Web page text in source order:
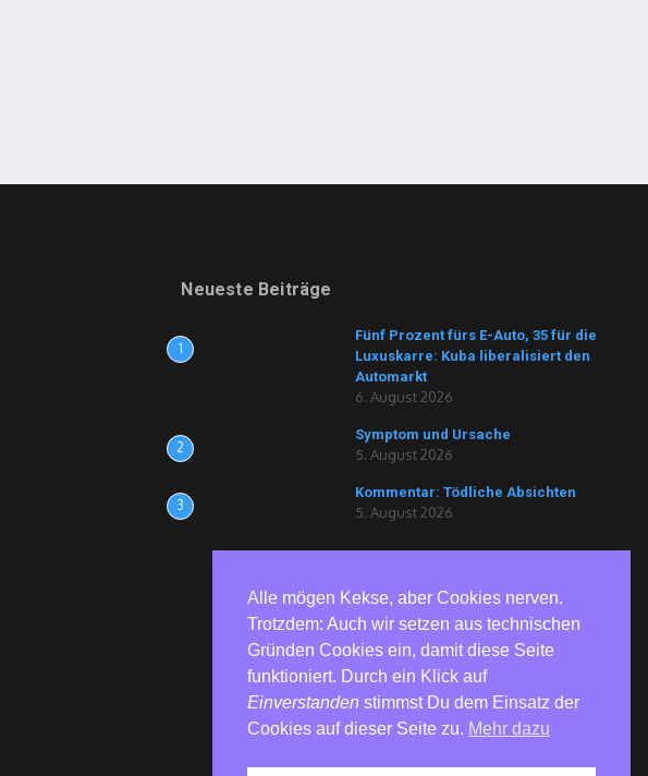
Neueste Beiträge
1
Fünf Prozent fürs E-Auto, 35 für die
Luxuskarre: Kuba liberalisiert den
Automarkt
6. August 2026
2
Symptom und Ursache
5. August 2026
3
Kommentar: Tödliche Absichten
5. August 2026
Alle mögen Kekse, aber Cookies nerven.
Trotzdem: Auch wir setzen aus technischen
Gründen Cookies ein, damit diese Seite
funktioniert. Durch ein Klick auf
Einverstanden stimmst Du dem Einsatz der
Cookies auf dieser Seite zu. Mehr dazu